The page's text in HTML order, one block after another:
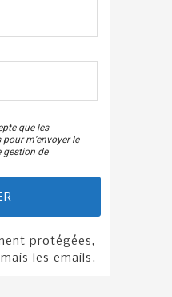
que les
m’envoyer le
gestion de
protégées,
les emails.